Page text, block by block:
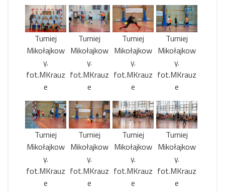
Turniej
Mikołajkow
y.
fot.MKrauz
e
Turniej
Mikołajkow
y.
fot.MKrauz
e
Turniej
Mikołajkow
y.
fot.MKrauz
e
Turniej
Mikołajkow
y.
fot.MKrauz
e
Turniej
Mikołajkow
y.
fot.MKrauz
e
Turniej
Mikołajkow
y.
fot.MKrauz
e
Turniej
Mikołajkow
y.
fot.MKrauz
e
Turniej
Mikołajkow
y.
fot.MKrauz
e